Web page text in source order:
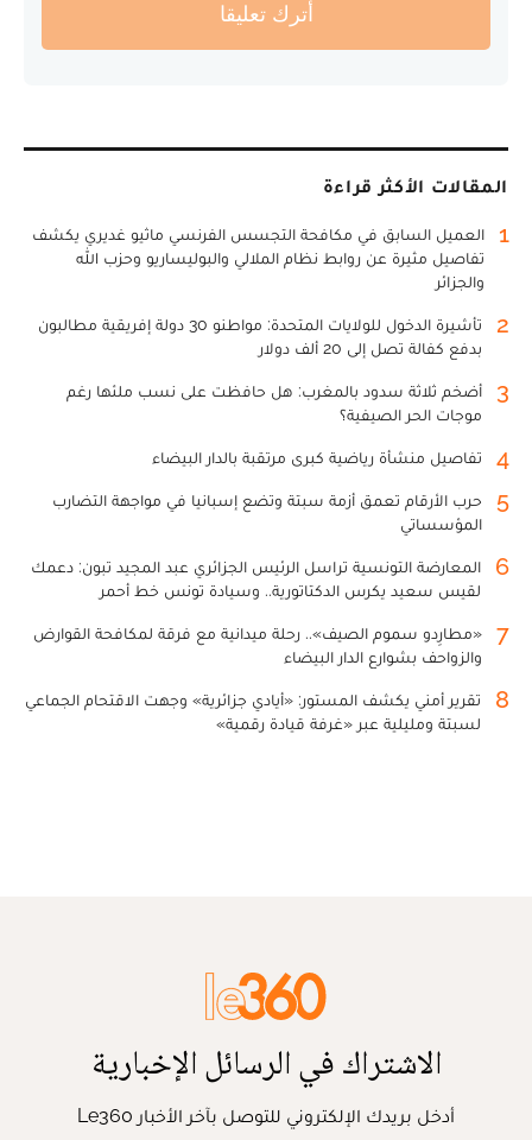
أترك تعليقا
المقالات الأكثر قراءة
1
العميل السابق في مكافحة التجسس الفرنسي ماثيو غديري يكشف
تفاصيل مثيرة عن روابط نظام الملالي والبوليساريو وحزب الله
والجزائر
2
تأشيرة الدخول للولايات المتحدة: مواطنو 30 دولة إفريقية مطالبون
بدفع كفالة تصل إلى 20 ألف دولار
3
أضخم ثلاثة سدود بالمغرب: هل حافظت على نسب ملئها رغم
موجات الحر الصيفية؟
4 تفاصيل منشأة رياضية كبرى مرتقبة بالدار البيضاء
5
حرب الأرقام تعمق أزمة سبتة وتضع إسبانيا في مواجهة التضارب
المؤسساتي
6
المعارضة التونسية تراسل الرئيس الجزائري عبد المجيد تبون: دعمك
لقيس سعيد يكرس الدكتاتورية.. وسيادة تونس خط أحمر
7
«مطارِدو سموم الصيف».. رحلة ميدانية مع فرقة لمكافحة القوارض
والزواحف بشوارع الدار البيضاء
8
تقرير أمني يكشف المستور: «أيادي جزائرية» وجهت الاقتحام الجماعي
لسبتة ومليلية عبر «غرفة قيادة رقمية»
الاشتراك في الرسائل الإخبارية
أدخل بريدك الإلكتروني للتوصل بآخر الأخبار Le360